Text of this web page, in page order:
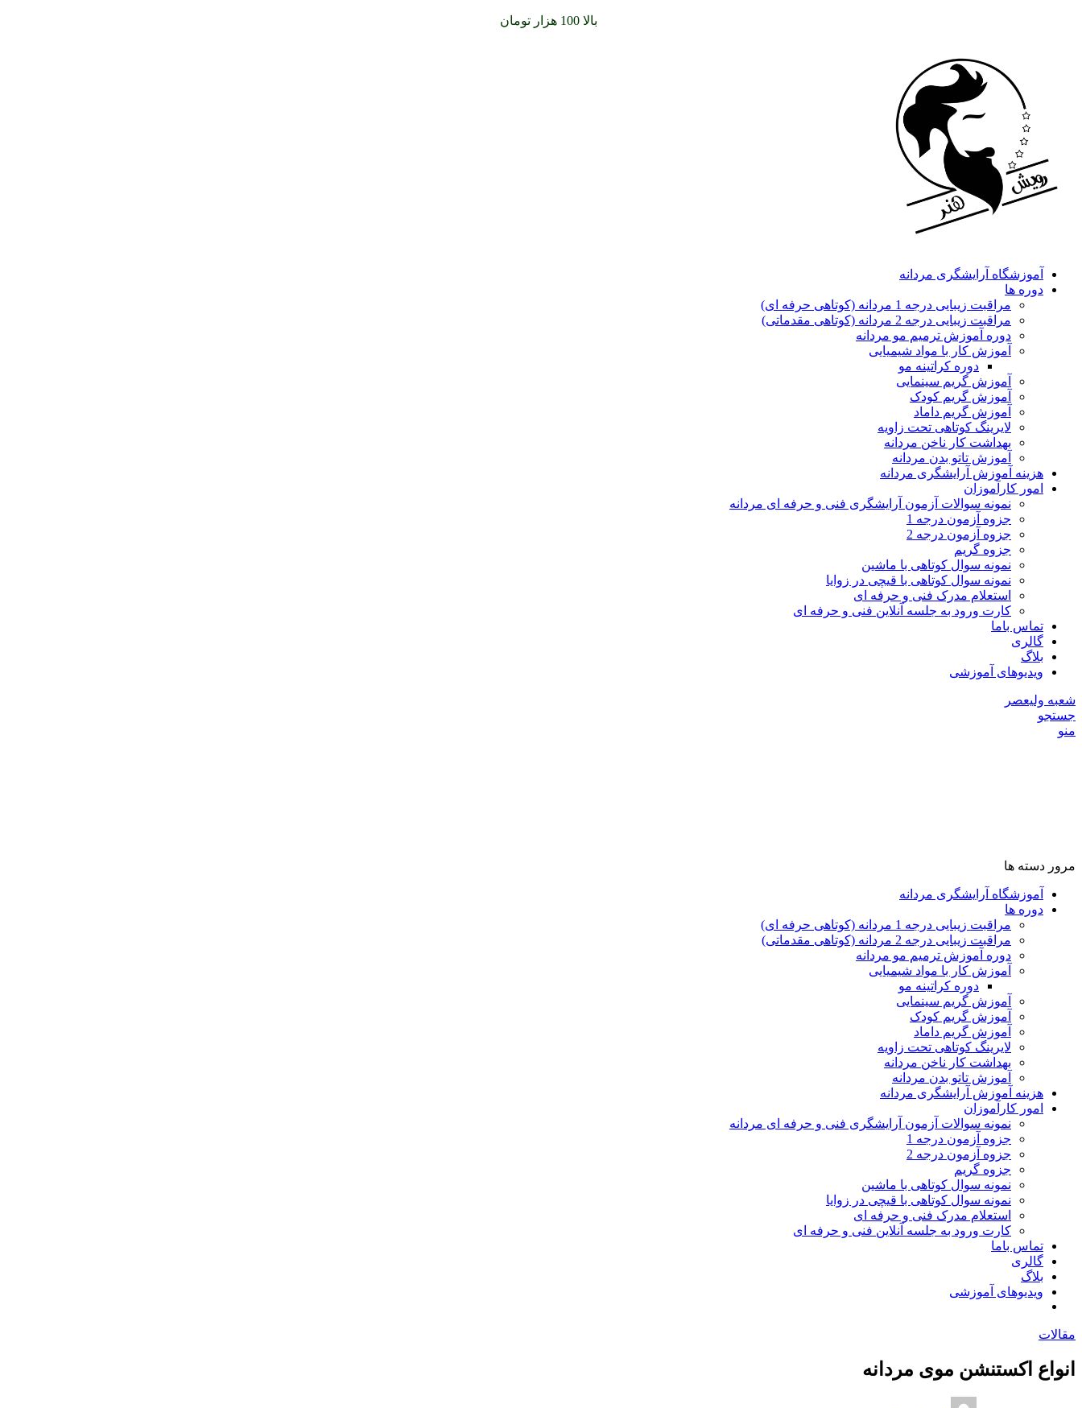
بالا 100 هزار تومان
آموزشگاه آرایشگری مردانه
دوره ها
مراقبت زیبایی درجه 1 مردانه (کوتاهی حرفه ای)
مراقبت زیبایی درجه 2 مردانه (کوتاهی مقدماتی)
دوره آموزش ترمیم مو مردانه
آموزش کار با مواد شیمیایی
دوره کراتینه مو
آموزش گریم سینمایی
آموزش گریم کودک
آموزش گریم داماد
لایرینگ کوتاهی تحت زاویه
بهداشت کار ناخن مردانه
آموزش تاتو بدن مردانه
هزینه آموزش آرایشگری مردانه
امور کارآموزان
نمونه سوالات آزمون آرایشگری فنی و حرفه ای مردانه
جزوه آزمون درجه 1
جزوه آزمون درجه 2
جزوه گریم
نمونه سوال کوتاهی با ماشین
نمونه سوال کوتاهی با قیچی در زوایا
استعلام مدرک فنی و حرفه ای
کارت ورود به جلسه آنلاین فنی و حرفه ای
تماس باما
گالری
بلاگ
ویدیوهای آموزشی
شعبه ولیعصر
جستجو
منو
مرور دسته ها
آموزشگاه آرایشگری مردانه
دوره ها
مراقبت زیبایی درجه 1 مردانه (کوتاهی حرفه ای)
مراقبت زیبایی درجه 2 مردانه (کوتاهی مقدماتی)
دوره آموزش ترمیم مو مردانه
آموزش کار با مواد شیمیایی
دوره کراتینه مو
آموزش گریم سینمایی
آموزش گریم کودک
آموزش گریم داماد
لایرینگ کوتاهی تحت زاویه
بهداشت کار ناخن مردانه
آموزش تاتو بدن مردانه
هزینه آموزش آرایشگری مردانه
امور کارآموزان
نمونه سوالات آزمون آرایشگری فنی و حرفه ای مردانه
جزوه آزمون درجه 1
جزوه آزمون درجه 2
جزوه گریم
نمونه سوال کوتاهی با ماشین
نمونه سوال کوتاهی با قیچی در زوایا
استعلام مدرک فنی و حرفه ای
کارت ورود به جلسه آنلاین فنی و حرفه ای
تماس باما
گالری
بلاگ
ویدیوهای آموزشی
مقالات
انواع اکستنشن موی مردانه